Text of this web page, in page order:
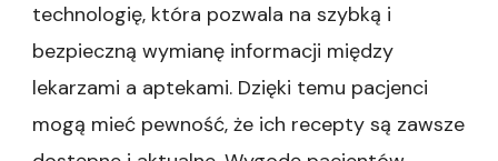
technologię, która pozwala na szybką i
bezpieczną wymianę informacji między
lekarzami a aptekami. Dzięki temu pacjenci
mogą mieć pewność, że ich recepty są zawsze